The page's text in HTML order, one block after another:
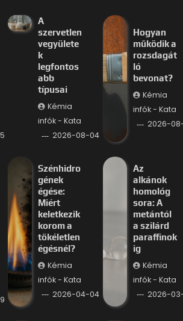
A
szervetlen
vegyülete
k
legfontos
abb
típusai
Kémia
infók - Kata
2026-08-04
Hogyan
működik a
rozsdagát
ló
bevonat?
Kémia
infók - Kata
2026-
Szénhidro
gének
égése:
Miért
keletkezik
korom a
tökéletlen
égésnél?
Kémia
infók - Kata
2026-04-04
Az
alkánok
homológ
sora: A
metántól
a szilárd
paraffinok
ig
Kémia
infók - Kata
2026-